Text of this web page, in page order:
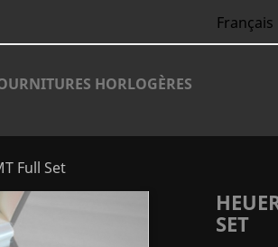
Français
HORLOGÈRES
Full Set
SET